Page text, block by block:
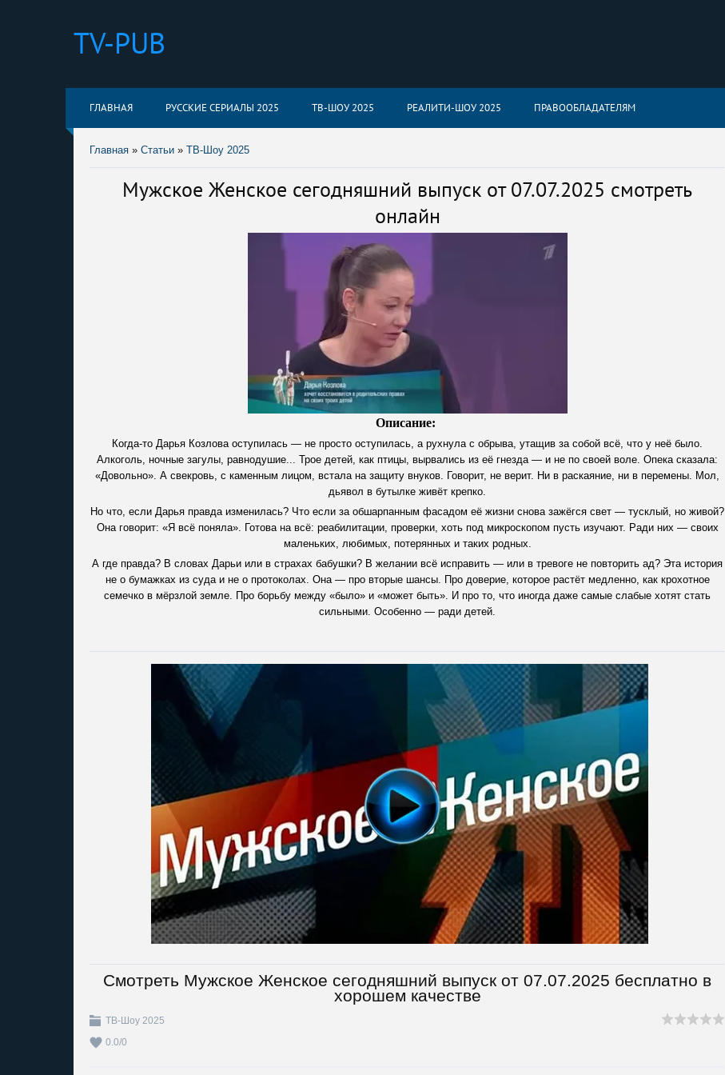
TV-PUB
ГЛАВНАЯ РУССКИЕ СЕРИАЛЫ 2025 ТВ-ШОУ 2025 РЕАЛИТИ-ШОУ 2025 ПРАВООБЛАДАТЕЛЯМ
Главная » Статьи » ТВ-Шоу 2025
Мужское Женское сегодняшний выпуск от 07.07.2025 смотреть
онлайн
Описание:
Когда-то Дарья Козлова оступилась — не просто оступилась, а рухнула с обрыва, утащив за собой всё, что у неё было.
Алкоголь, ночные загулы, равнодушие... Трое детей, как птицы, вырвались из её гнезда — и не по своей воле. Опека сказала:
«Довольно». А свекровь, с каменным лицом, встала на защиту внуков. Говорит, не верит. Ни в раскаяние, ни в перемены. Мол,
дьявол в бутылке живёт крепко.
Но что, если Дарья правда изменилась? Что если за обшарпанным фасадом её жизни снова зажёгся свет — тусклый, но живой?
Она говорит: «Я всё поняла». Готова на всё: реабилитации, проверки, хоть под микроскопом пусть изучают. Ради них — своих
маленьких, любимых, потерянных и таких родных.
А где правда? В словах Дарьи или в страхах бабушки? В желании всё исправить — или в тревоге не повторить ад? Эта история
не о бумажках из суда и не о протоколах. Она — про вторые шансы. Про доверие, которое растёт медленно, как крохотное
семечко в мёрзлой земле. Про борьбу между «было» и «может быть». И про то, что иногда даже самые слабые хотят стать
сильными. Особенно — ради детей.
Смотреть Мужское Женское сегодняшний выпуск от 07.07.2025 бесплатно в
хорошем качестве
ТВ-Шоу 2025
0.0/0